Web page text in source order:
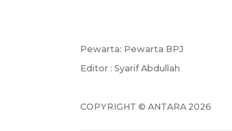
Pewarta: Pewarta BPJ
Editor : Syarif Abdullah
COPYRIGHT © ANTARA 2026